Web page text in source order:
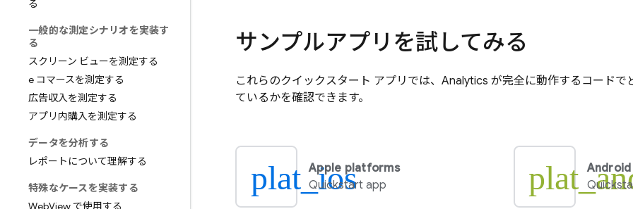
る
一般的な測定シナリオを実装す
る
スクリーン ビューを測定する
e コマースを測定する
広告収入を測定する
アプリ内購入を測定する
データを分析する
レポートについて理解する
特殊なケースを実装する
WebView で使用する
サンプルアプリを試してみる
これらのクイックスタート アプリでは、 Analytics が完全に動作するコードで
ているかを確認できます。
plat_ios
Apple platforms
Quickstart app
Android